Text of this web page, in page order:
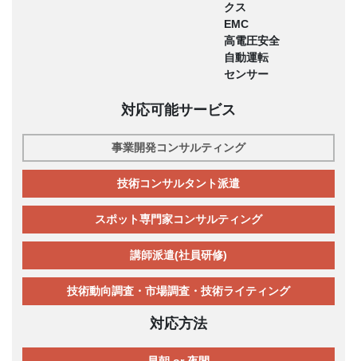
クス
EMC
高電圧安全
自動運転
センサー
対応可能サービス
事業開発コンサルティング
技術コンサルタント派遣
スポット専門家コンサルティング
講師派遣(社員研修)
技術動向調査・市場調査・技術ライティング
対応方法